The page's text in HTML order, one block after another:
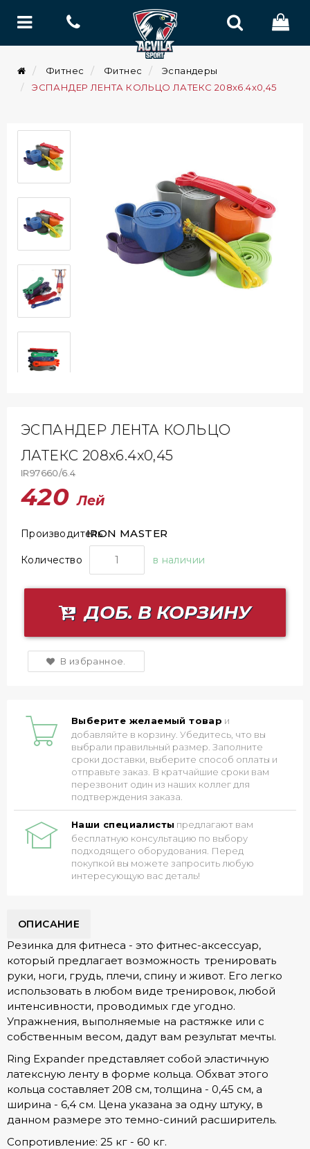
Фитнес Фитнес
Эспандеры
ЭСПАНДЕР ЛЕНТА КОЛЬЦО ЛАТЕКС 208x6.4x0,45
ЭСПАНДЕР ЛЕНТА КОЛЬЦО
ЛАТЕКС 208x6.4x0,45
IR97660/6.4
420Лей
ПроизводительIRON MASTER
Количество в наличии
ДОБ. В КОРЗИНУ
В избранное.
Выберите желаемый товар и
добавляйте в корзину. Убедитесь, что вы
выбрали правильный размер. Заполните
сроки доставки, выберите способ оплаты и
отправьте заказ. В кратчайшие сроки вам
перезвонит один из наших коллег для
подтверждения заказа.
Наши специалисты предлагают вам
бесплатную консультацию по выбору
подходящего оборудования. Перед
покупкой вы можете запросить любую
интересующую вас деталь!
ОПИСАНИЕ
Резинка для фитнеса - это фитнес-аксессуар,
который предлагает возможность тренировать
руки, ноги, грудь, плечи, спину и живот. Его легко
использовать в любом виде тренировок, любой
интенсивности, проводимых где угодно.
Упражнения, выполняемые на растяжке или с
собственным весом, дадут вам результат мечты.
Ring Expander представляет собой эластичную
латексную ленту в форме кольца. Обхват этого
кольца составляет 208 см, толщина - 0,45 см, а
ширина - 6,4 см. Цена указана за одну штуку, в
данном размере это темно-синий расширитель.
Сопротивление: 25 кг - 60 кг.